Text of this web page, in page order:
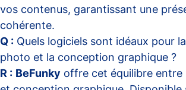
vos contenus, garantissant une
cohérente.
Q : Quels logiciels sont idéaux pour
photo et la conception graphique ?
R : BeFunky offre cet équilibre